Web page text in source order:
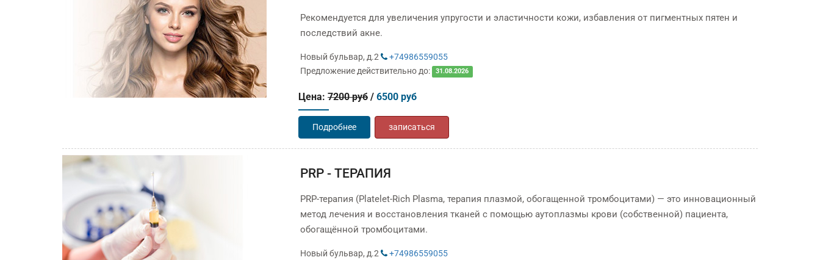
Рекомендуется для увеличения упругости и эластичности кожи, избавления от пигментных пятен и
последствий акне.
Новый бульвар, д.2
+74986559055
Предложение действительно до:
31.08.2026
Цена: 7200 руб / 6500 руб
Подробнее записаться
PRP - ТЕРАПИЯ
PRP-терапия (Platelet-Rich Plasma, терапия плазмой, обогащенной тромбоцитами) — это инновационный
метод лечения и восстановления тканей с помощью аутоплазмы крови (собственной) пациента,
обогащённой тромбоцитами.
Новый бульвар, д.2
+74986559055